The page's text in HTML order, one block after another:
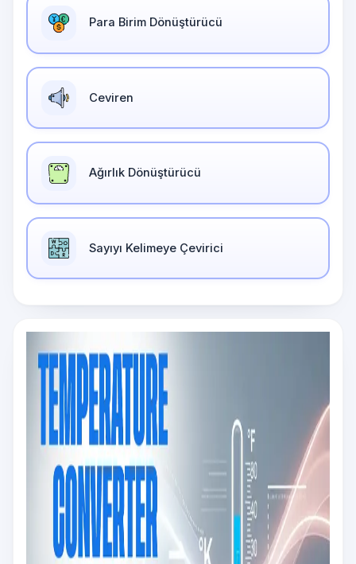
Para Birim Dönüştürücü
Ceviren
Ağırlık Dönüştürücü
Sayıyı Kelimeye Çevirici